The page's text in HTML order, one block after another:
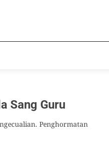
Sang Guru
Penghormatan